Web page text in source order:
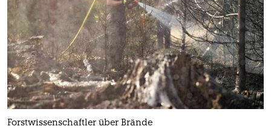
Forstwissenschaftler über Brände